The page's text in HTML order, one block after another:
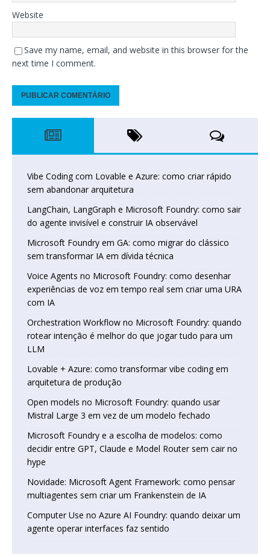
Website
Save my name, email, and website in this browser for the
next time I comment.
Vibe Coding com Lovable e Azure: como criar rápido
sem abandonar arquitetura
LangChain, LangGraph e Microsoft Foundry: como sair
do agente invisível e construir IA observável
Microsoft Foundry em GA: como migrar do clássico
sem transformar IA em dívida técnica
Voice Agents no Microsoft Foundry: como desenhar
experiências de voz em tempo real sem criar uma URA
com IA
Orchestration Workflow no Microsoft Foundry: quando
rotear intenção é melhor do que jogar tudo para um
LLM
Lovable + Azure: como transformar vibe coding em
arquitetura de produção
Open models no Microsoft Foundry: quando usar
Mistral Large 3 em vez de um modelo fechado
Microsoft Foundry e a escolha de modelos: como
decidir entre GPT, Claude e Model Router sem cair no
hype
Novidade: Microsoft Agent Framework: como pensar
multiagentes sem criar um Frankenstein de IA
Computer Use no Azure AI Foundry: quando deixar um
agente operar interfaces faz sentido